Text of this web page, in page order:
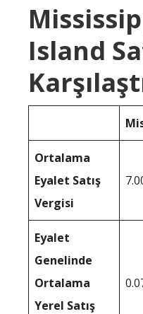
Island
Ortalama
Eyalet Satış
Vergisi
Eyalet
Genelinde
Ortalama
Yerel Satış